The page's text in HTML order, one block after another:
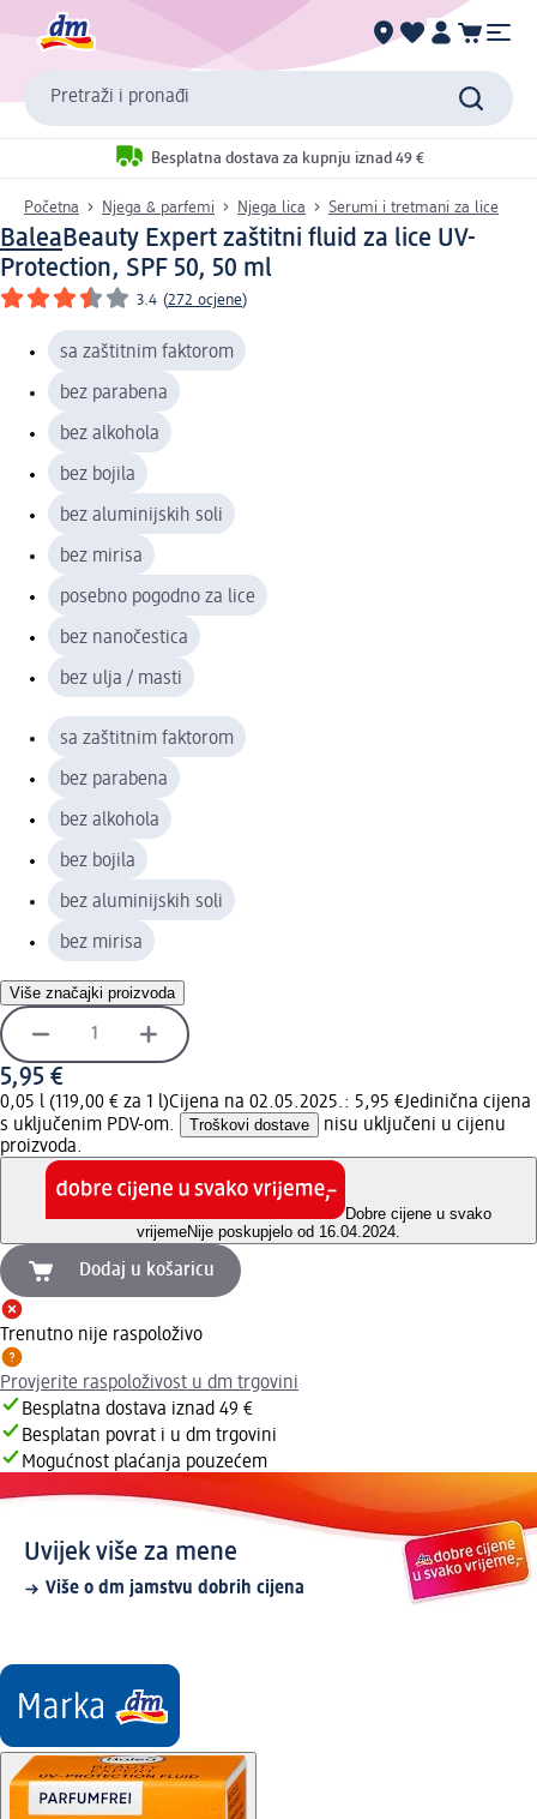
Pretraži i pronađi
Besplatna dostava za kupnju iznad 49 €
Početna Njega & parfemi Njega lica Serumi i tretmani za lice
BaleaBeauty Expert zaštitni fluid za lice UV-
Protection, SPF 50, 50 ml
3.4 (272 ocjene)
sa zaštitnim faktorom
bez parabena
bez alkohola
bez bojila
bez aluminijskih soli
bez mirisa
posebno pogodno za lice
bez nanočestica
bez ulja / masti
sa zaštitnim faktorom
bez parabena
bez alkohola
bez bojila
bez aluminijskih soli
bez mirisa
Više značajki proizvoda
5,95 €
0,05 l (119,00 € za 1 l)Cijena na 02.05.2025.: 5,95 €Jedinična cijena
s uključenim PDV-om.
Troškovi dostave
nisu uključeni u cijenu
proizvoda.
Dobre cijene u svako
vrijemeNije poskupjelo od 16.04.2024.
Dodaj u košaricu
Trenutno nije raspoloživo
Provjerite raspoloživost u dm trgovini
Besplatna dostava iznad 49 €
Besplatan povrat i u dm trgovini
Mogućnost plaćanja pouzećem
Uvijek više za mene
Više o dm jamstvu dobrih cijena